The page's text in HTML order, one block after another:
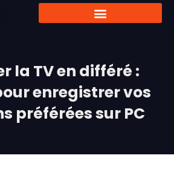
la TV en différé :
enregistrer vos
préférées sur PC